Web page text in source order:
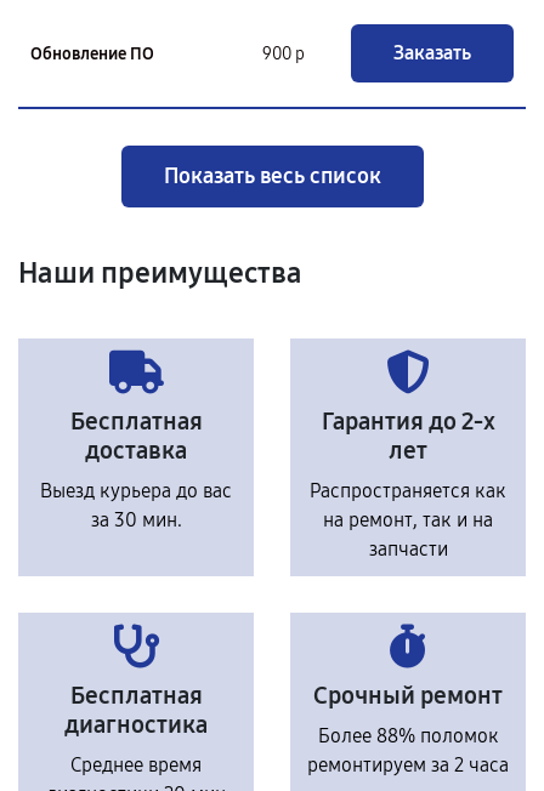
Обновление ПО 900 р Заказать
Показать весь список
Наши преимущества
Бесплатная
доставка
Выезд курьера до вас
за 30 мин.
Гарантия до 2-х
лет
Распространяется как
на ремонт, так и на
запчасти
Бесплатная
диагностика
Среднее время
Срочный ремонт
Более 88% поломок
ремонтируем за 2 часа